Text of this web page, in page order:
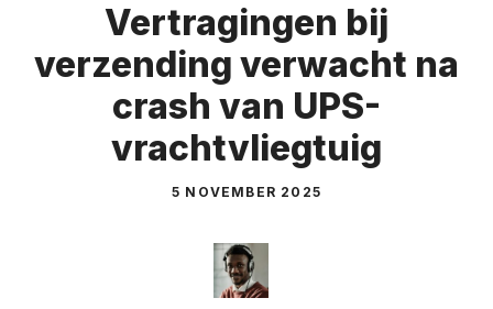
Vertragingen bij
verzending verwacht na
crash van UPS-
vrachtvliegtuig
5 NOVEMBER 2025